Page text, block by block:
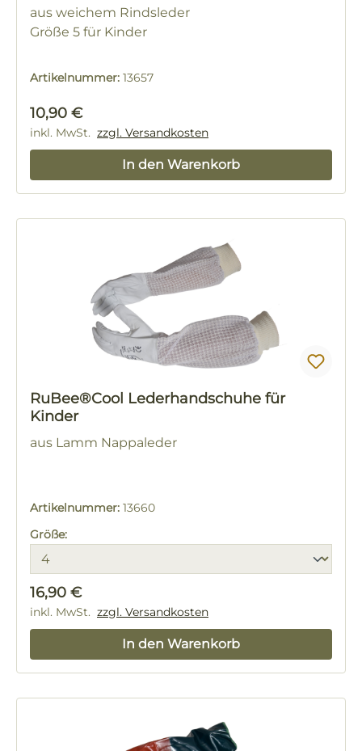
aus weichem Rindsleder
Größe 5 für Kinder
Artikelnummer: 13657
Regulärer Preis:
10,90 €
inkl. MwSt. zzgl. Versandkosten
In den Warenkorb
RuBee®Cool Lederhandschuhe für
Kinder
aus Lamm Nappaleder
Artikelnummer: 13660
Größe:
Regulärer Preis:
16,90 €
inkl. MwSt. zzgl. Versandkosten
In den Warenkorb